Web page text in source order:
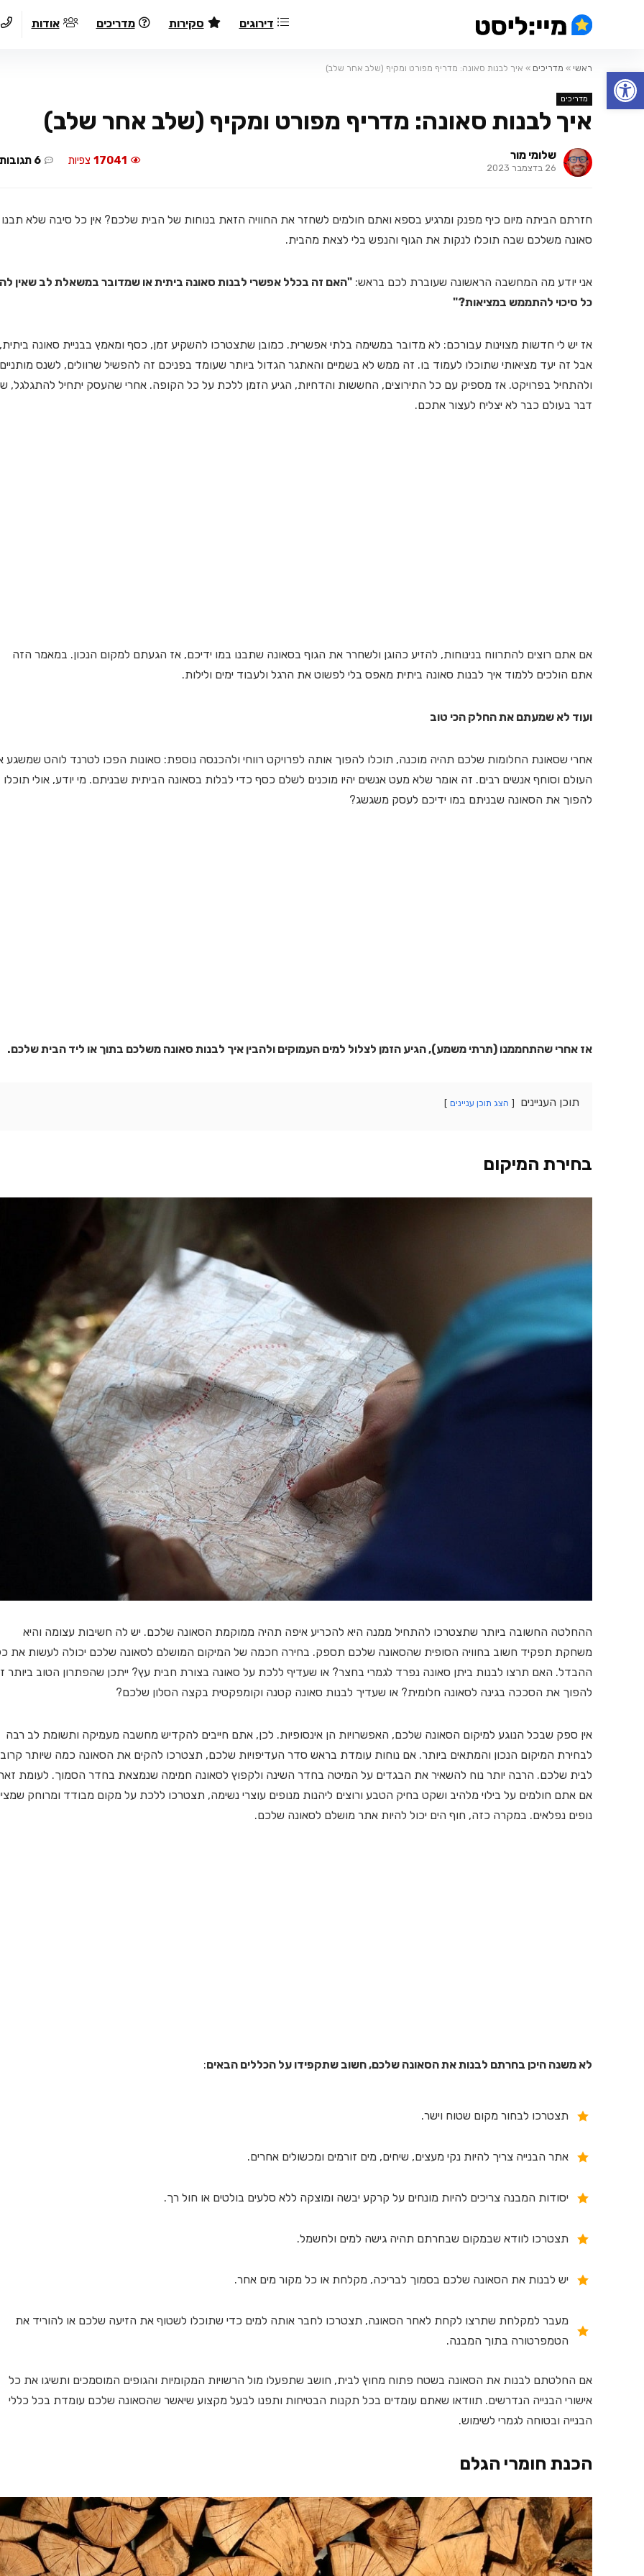
פתח סרגל נגישות
דירוגים סקירות מדריכים אודות
ראשי » מדריכים » איך לבנות סאונה: מדריף מפורט ומקיף (שלב אחר שלב)
מדריכים
איך לבנות סאונה: מדריף מפורט ומקיף (שלב אחר שלב)
שלומי מור
26 בדצמבר 2023
17041 צפיות 6 תגובות
חזרתם הביתה מיום כיף מפנק ומרגיע בספא ואתם חולמים לשחזר את החוויה הזאת בנוחות של הבית שלכם? אין כל סיבה שלא תבנו
סאונה משלכם שבה תוכלו לנקות את הגוף והנפש בלי לצאת מהבית.
אני יודע מה המחשבה הראשונה שעוברת לכם בראש: "האם זה בכלל אפשרי לבנות סאונה ביתית או שמדובר במשאלת לב שאין לה
כל סיכוי להתממש במציאות?"
אז יש לי חדשות מצוינות עבורכם: לא מדובר במשימה בלתי אפשרית. כמובן שתצטרכו להשקיע זמן, כסף ומאמץ בבניית סאונה ביתית,
אבל זה יעד מציאותי שתוכלו לעמוד בו. זה ממש לא בשמיים והאתגר הגדול ביותר שעומד בפניכם זה להפשיל שרוולים, לשנס מותניים
ולהתחיל בפרויקט. אז מספיק עם כל התירוצים, החששות והדחיות, הגיע הזמן ללכת על כל הקופה. אחרי שהעסק יתחיל להתגלגל,
דבר בעולם כבר לא יצליח לעצור אתכם.
אם אתם רוצים להתרווח בנינוחות, להזיע כהוגן ולשחרר את הגוף בסאונה שתבנו במו ידיכם, אז הגעתם למקום הנכון. במאמר הזה
אתם הולכים ללמוד איך לבנות סאונה ביתית מאפס בלי לפשוט את הרגל ולעבוד ימים ולילות.
ועוד לא שמעתם את החלק הכי טוב
אחרי שסאונת החלומות שלכם תהיה מוכנה, תוכלו להפוך אותה לפרויקט רווחי ולהכנסה נוספת: סאונות הפכו לטרנד לוהט שמשגע
העולם וסוחף אנשים רבים. זה אומר שלא מעט אנשים יהיו מוכנים לשלם כסף כדי לבלות בסאונה הביתית שבניתם. מי יודע, אולי תוכלו
להפוך את הסאונה שבניתם במו ידיכם לעסק משגשג?
אז אחרי שהתחממנו (תרתי משמע), הגיע הזמן לצלול למים העמוקים ולהבין איך לבנות סאונה משלכם בתוך או ליד הבית שלכם.
תוכן העניינים הצג תוכן עניינים
בחירת המיקום
ההחלטה החשובה ביותר שתצטרכו להתחיל ממנה היא להכריע איפה תהיה ממוקמת הסאונה שלכם. יש לה חשיבות עצומה והיא
משחקת תפקיד חשוב בחוויה הסופית שהסאונה שלכם תספק. בחירה חכמה של המיקום המושלם לסאונה שלכם יכולה לעשות את
ההבדל. האם תרצו לבנות ביתן סאונה נפרד לגמרי בחצר? או שעדיף ללכת על סאונה בצורת חבית עץ? ייתכן שהפתרון הטוב ביותר
להפוך את הסככה בגינה לסאונה חלומית? או שעדיך לבנות סאונה קטנה וקומפקטית בקצה הסלון שלכם?
אין ספק שבכל הנוגע למיקום הסאונה שלכם, האפשרויות הן אינסופיות. לכן, אתם חייבים להקדיש מחשבה מעמיקה ותשומת לב רבה
לבחירת המיקום הנכון והמתאים ביותר. אם נוחות עומדת בראש סדר העדיפויות שלכם, תצטרכו להקים את הסאונה כמה שיותר קרוב
לבית שלכם. הרבה יותר נוח להשאיר את הבגדים על המיטה בחדר השינה ולקפוץ לסאונה חמימה שנמצאת בחדר הסמוך. לעומת
אם אתם חולמים על בילוי מלהיב ושקט בחיק הטבע ורוצים ליהנות מנופים עוצרי נשימה, תצטרכו ללכת על מקום מבודד ומרוחק
נופים נפלאים. במקרה כזה, חוף הים יכול להיות אתר מושלם לסאונה שלכם.
לא משנה היכן בחרתם לבנות את הסאונה שלכם, חשוב שתקפידו על הכללים הבאים:
תצטרכו לבחור מקום שטוח וישר.
אתר הבנייה צריך להיות נקי מעצים, שיחים, מים זורמים ומכשולים אחרים.
יסודות המבנה צריכים להיות מונחים על קרקע יבשה ומוצקה ללא סלעים בולטים או חול רך.
תצטרכו לוודא שבמקום שבחרתם תהיה גישה למים ולחשמל.
יש לבנות את הסאונה שלכם בסמוך לבריכה, מקלחת או כל מקור מים אחר.
מעבר למקלחת שתרצו לקחת לאחר הסאונה, תצטרכו לחבר אותה למים כדי שתוכלו לשטוף את הזיעה שלכם או להוריד את
הטמפרטורה בתוך המבנה.
אם החלטתם לבנות את הסאונה בשטח פתוח מחוץ לבית, חושב שתפעלו מול הרשויות המקומיות והגופים המוסמכים ותשיגו את כל
אישורי הבנייה הנדרשים. תוודאו שאתם עומדים בכל תקנות הבטיחות ותפנו לבעל מקצוע שיאשר שהסאונה שלכם עומדת בכל כללי
הבנייה ובטוחה לגמרי לשימוש.
הכנת חומרי הגלם